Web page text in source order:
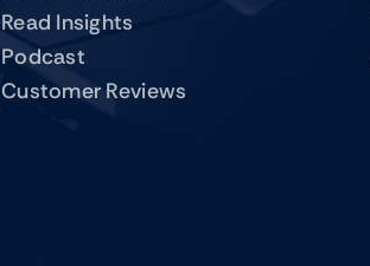
Read Insights
Podcast
Customer Reviews